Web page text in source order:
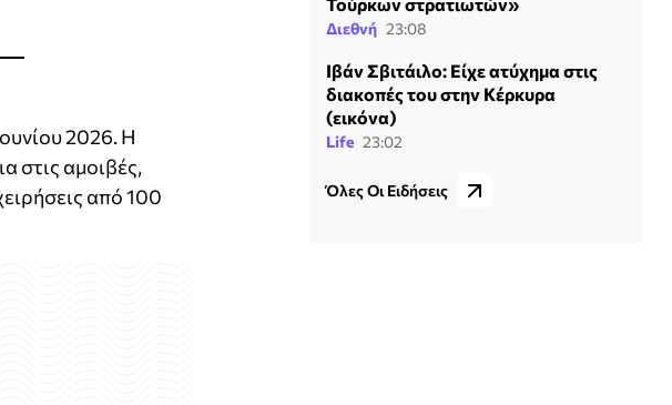
2026. Η
στις αμοιβές,
από 100
Διεθνή 23:08
Ιβάν Σβιτάιλο: Είχε ατύχημα στις
διακοπές του στην Κέρκυρα
(εικόνα)
Life 23:02
Όλες Οι Ειδήσεις